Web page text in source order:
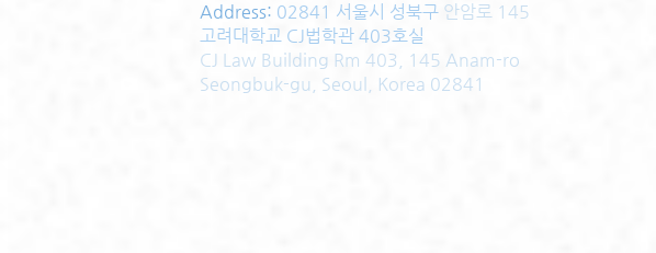
Address: 02841 서울시 성북구 안암로 145
고려대학교 CJ법학관 403호실
CJ Law Building Rm 403, 145 Anam-ro
Seongbuk-gu, Seoul, Korea 02841